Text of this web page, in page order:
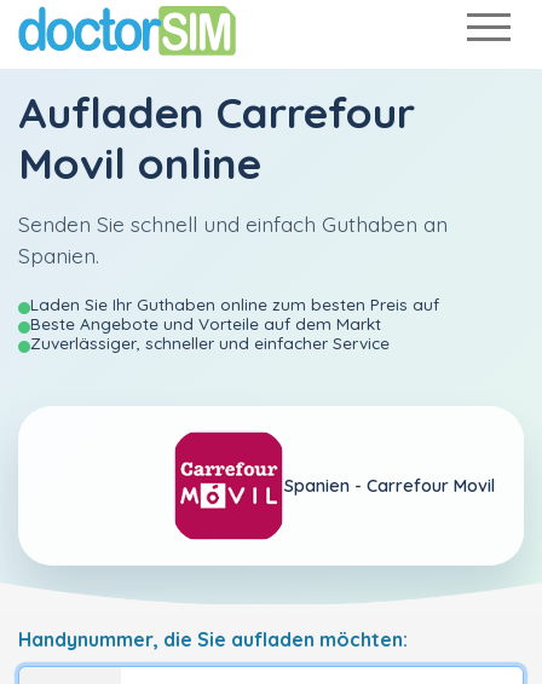
Aufladen Carrefour
Movil online
Senden Sie schnell und einfach Guthaben an
Spanien.
Laden Sie Ihr Guthaben online zum besten Preis auf
Beste Angebote und Vorteile auf dem Markt
Zuverlässiger, schneller und einfacher Service
Spanien - Carrefour Movil
Handynummer, die Sie aufladen möchten: